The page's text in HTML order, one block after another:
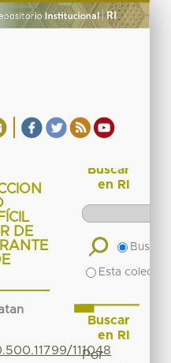
DE
111048
Buscar
en RI
Buscar
Esta
Buscar
en RI
Por